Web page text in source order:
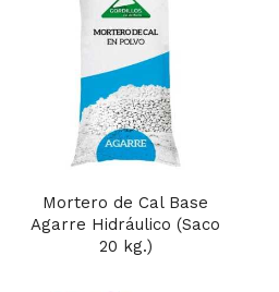
Mortero de Cal Base
Agarre Hidráulico (Saco
20 kg.)